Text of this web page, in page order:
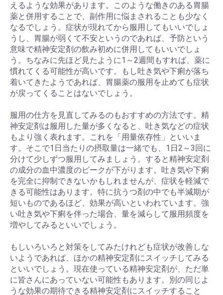
えるような効果があります。このような働きのある胃腸
薬と併用することで、副作用に悩まされることも少なく
なるでしょう。症状が現れてから服用してもいいでしょ
うし、胃腸が弱くて不安というのであれば、予防という
意味で精神安定剤の飲み初めに併用してもいいでしょ
う。ちなみに先ほど見たように1～2週間もすれば、薬に
慣れてくる可能性が高いです。もし吐き気や下痢が落ち
着いてきたようであれば、胃腸薬の服用を止めても症状
が戻ってくることはないでしょう。
服用の仕方を見直してみるのもおすすめの方法です。精
神安定剤は服用した量が多くなると、吐き気などの症状
もより強く表れます。これを「用量依存性」といいま
す。そこで1日当たりの摂取量は一緒でも、1日2～3回に
分けて少しずつ服用してみましょう。すると精神安定剤
の成分の血中濃度のピークが下がります。吐き気や下痢
を完全に抑制できないかもしれませんが、症状を軽減で
きる可能性はあります。特に抗うつ剤の中でも半減期が
短いものであるほど、効果が高いといわれています。強
い吐き気や下痢を伴った場合、量を減らして服用頻度を
増やしてみるといいでしょう。
もしいろいろと対策をしてみたけれども症状が改善しな
いようであれば、ほかの精神安定剤にスイッチしてみる
といいでしょう。現在使っている精神安定剤が、ただ単
に皆さんにあっていない可能性もあります。別の同じよ
うな効果の期待できる精神安定剤にスイッチすること